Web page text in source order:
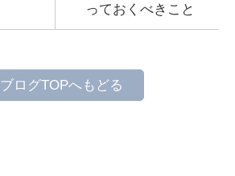
っておくべきこと
ブログTOPへもどる